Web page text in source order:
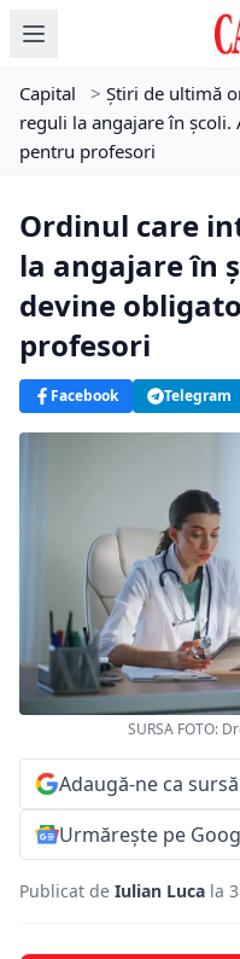
Capital > Știri de ultimă
reguli la angajare în
pentru profesori
Ordinul care
la angajare în
devine
profesori
Facebook Telegram
SURSA FOTO:
Adaugă-ne ca
Urmărește pe
Publicat de Iulian Luca la